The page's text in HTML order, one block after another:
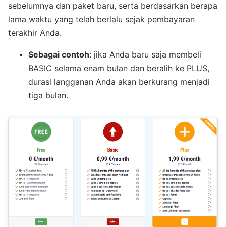
sebelumnya dan paket baru, serta berdasarkan berapa
lama waktu yang telah berlalu sejak pembayaran
terakhir Anda.
Sebagai contoh: jika Anda baru saja membeli
BASIC selama enam bulan dan beralih ke PLUS,
durasi langganan Anda akan berkurang menjadi
tiga bulan.